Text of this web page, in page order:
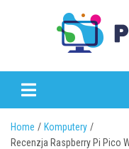
Home
Komputery
Recenzja Raspberry Pi Pico